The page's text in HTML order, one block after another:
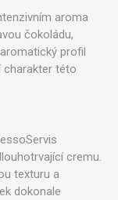
aroma
čokoládu,
profil
charakter této
cremu.
texturu a
dokonale